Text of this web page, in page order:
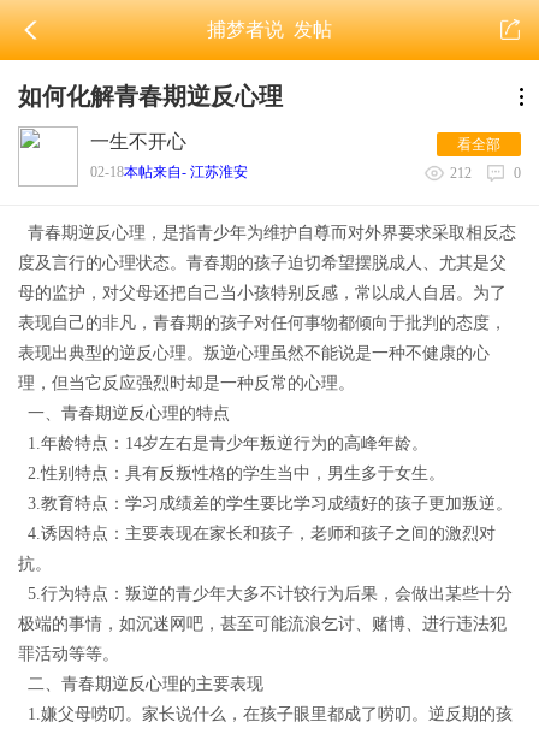
捕梦者说发帖
如何化解青春期逆反心理
一生不开心
02-18本帖来自- 江苏淮安
看全部
212
0
青春期逆反心理 ，是指青少年为维护自尊而对外界要求采取相反态
度及言行的心理状态。青春期的孩子迫切希望摆脱成人 、 尤其是父
母的监护，对父母还把自己当小孩特别反感，常以成人自居。为了
表现自己的非凡，青春期的孩子对任何事物都倾向于批判的态度，
表现出典型的逆反心理。叛逆心理虽然不能说是一种不健康的心
理，但当它反应强烈时却是一种反常的心理。
一、 青春期逆反心理的特点
1.年龄特点： 14岁左右是青少年叛逆行为的高峰年龄。
2.性别特点：具有反叛性格的学生当中，男生多于女生。
3.教育特点：学习成绩差的学生要比学习成绩好的孩子更加叛逆。
4.诱因特点：主要表现在家长和孩子，老师和孩子之间的激烈对
抗。
5.行为特点：叛逆的青少年大多不计较行为后果，会做出某些十分
极端的事情，如沉迷网吧，甚至可能流浪乞讨、赌博、进行违法犯
罪活动等等。
二、青春期逆反心理的主要表现
1.嫌父母唠叨。 家长说什么，在孩子眼里都成了唠叨。逆反期的孩